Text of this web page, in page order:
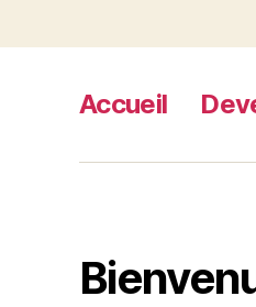
Accueil